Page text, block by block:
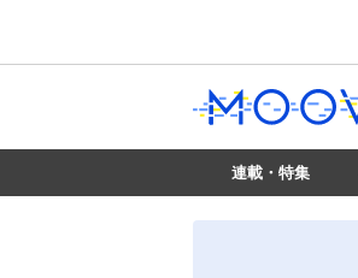
連載・特集